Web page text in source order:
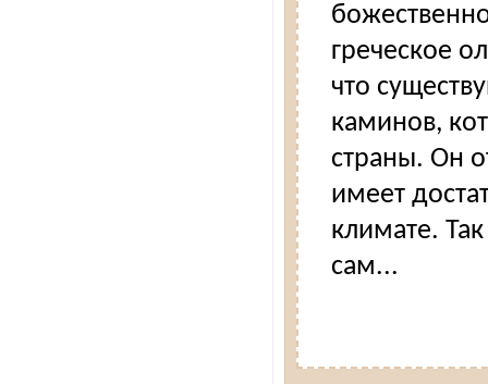
греческое
что
каминов,
страны. Он
имеет
климате.
сам...